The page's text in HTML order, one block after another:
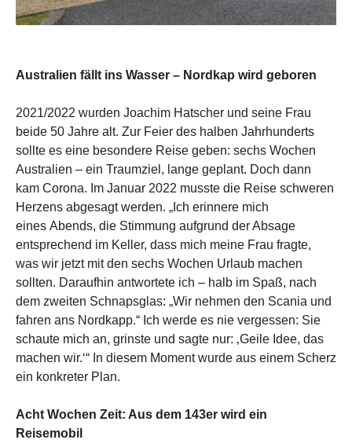
Australien fällt ins Wasser – Nordkap wird geboren
2021/2022 wurden Joachim Hatscher und seine Frau
beide 50 Jahre alt. Zur Feier des halben Jahrhunderts
sollte es eine besondere Reise geben: sechs Wochen
Australien – ein Traumziel, lange geplant. Doch dann
kam Corona. Im Januar 2022 musste die Reise schweren
Herzens abgesagt werden. „Ich erinnere mich
eines Abends, die Stimmung aufgrund der Absage
entsprechend im Keller, dass mich meine Frau fragte,
was wir jetzt mit den sechs Wochen Urlaub machen
sollten. Daraufhin antwortete ich – halb im Spaß, nach
dem zweiten Schnapsglas: „Wir nehmen den Scania und
fahren ans Nordkapp.“ Ich werde es nie vergessen: Sie
schaute mich an, grinste und sagte nur: ‚Geile Idee, das
machen wir.‘“ In diesem Moment wurde aus einem Scherz
ein konkreter Plan.
Acht Wochen Zeit: Aus dem 143er wird ein
Reisemobil